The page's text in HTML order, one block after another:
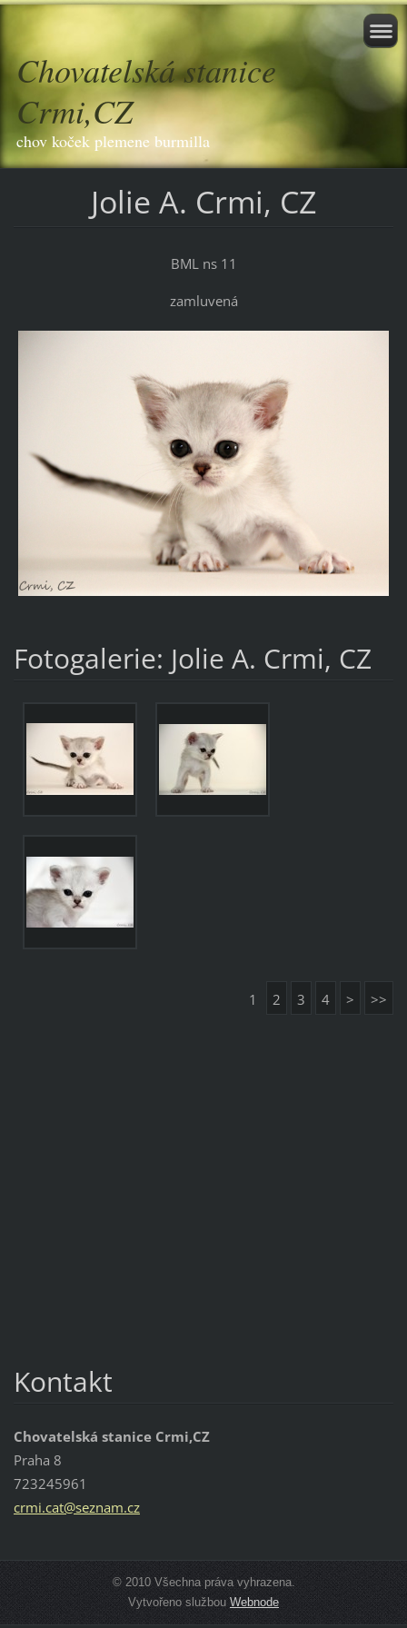
Chovatelská stanice
Crmi,CZ
chov koček plemene burmilla
Jolie A. Crmi, CZ
BML ns 11
zamluvená
Fotogalerie: Jolie A. Crmi, CZ
1 2 3 4 > >>
Kontakt
Chovatelská stanice Crmi,CZ
Praha 8
723245961
crmi.cat@seznam.cz
© 2010 Všechna práva vyhrazena.
Vytvořeno službou Webnode